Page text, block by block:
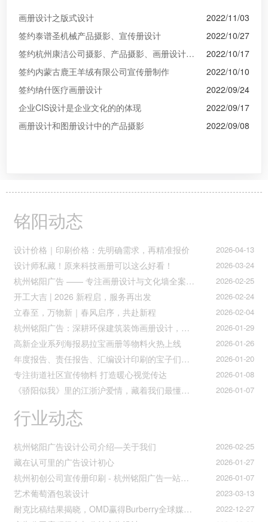
2022/11/03
画册设计之版式设计
2022/10/27
签约泰谱圣机械产品摄影、宣传册设计
2022/10/17
签约杭州康洁公司摄影、产品摄影、画册设计制作
2022/10/10
签约内蒙古鹿王羊绒有限公司宣传册制作
2022/09/24
签约纳什医疗画册设计
2022/09/17
企业CIS设计是企业文化的的体现
2022/09/08
画册设计和图册设计中的产品摄影
铭阳动态
2026-04-13
设计价格｜印刷价格：先明确需求，再精准报价
2026-03-24
设计师私藏！原来科技画册可以这么好看！
2026-02-25
杭州铭阳广告 —— 专注画册设计与文化墙全案落地
2026-02-24
开工大吉 | 2026 新程启，服务再出发
2026-02-04
立春至，万物新｜春风启序，共赴新程
2026-01-29
杭州铭阳广告：深耕环保建筑装饰画册设计，赋能空间美学与可持续发展
2026-01-26
高新企业系列海报易拉宝画册等物料火热上线
2026-01-20
年度报告、责任报告、汇编设计印刷的宝子们集合！
2026-01-08
专注街道社区宣传物料 打造暖心视觉传达
2026-01-07
《骄阳似我》里的江浙沪爱情，藏着我们最懂的温柔与默契
行业动态
2026-02-25
杭州铭阳广告设计公司介绍—关于我们
2026-01-27
藏在认可里的广告设计初心
2026-01-07
杭州初创公司宣传册印刷 - 杭州铭阳广告一站式解决方案
2023-03-13
艺术葡萄酒包装设计
2022-12-27
耐克比稿结果揭晓，OMD赢得Burberry全球媒介业务（转自广告狂人日报）